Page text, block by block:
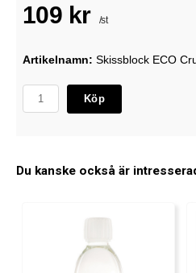
109 kr /st
Artikelnamn: Skissblock ECO
Köp
Du kanske också är